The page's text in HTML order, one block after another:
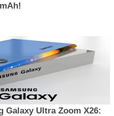
Galaxy Ultra Zoom X26: